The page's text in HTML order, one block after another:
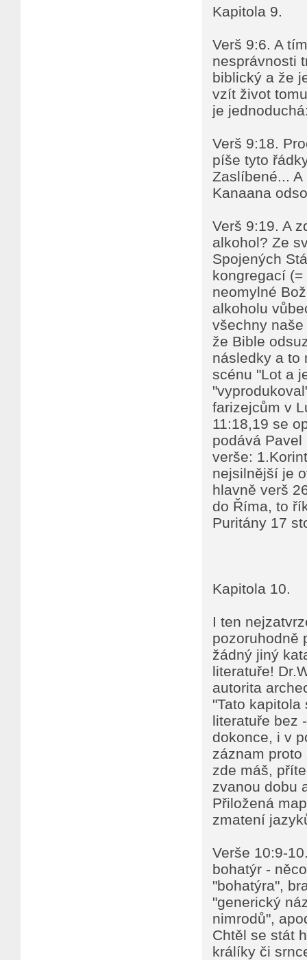
Kapitola 9.
Verš 9:6. A
nesprávnosti
biblický a že
vzít život
je
Verš 9:18.
píše tyto
Zaslíbené...
Kanaana
Verš 9:19. A
alkohol? Ze
Spojených
kongregací
neomylné
alkoholu
všechny
že Bible
následky a to
scénu "Lot a
farizejcům v
11:18,19 se
podává
verše:
nejsilnější je
hlavně verš
do Říma, to
Puritány 17
Kapitola 10.
I ten
pozoruhodně
žádný jiný
literatuře!
autorita
"Tato
literatuře bez
dokonce, i v
záznam
zde máš,
zvanou dobu
Přiložená
zmatení
Verše 10:9-
bohatýr -
"bohatýra",
"generický
nimrodů",
Chtěl se stát
králíky či